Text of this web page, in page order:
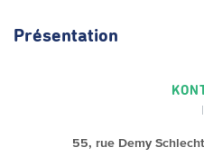
Présentation
55, rue Demy